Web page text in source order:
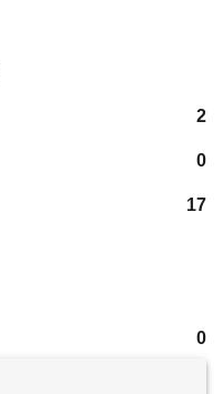
2
0
17
0